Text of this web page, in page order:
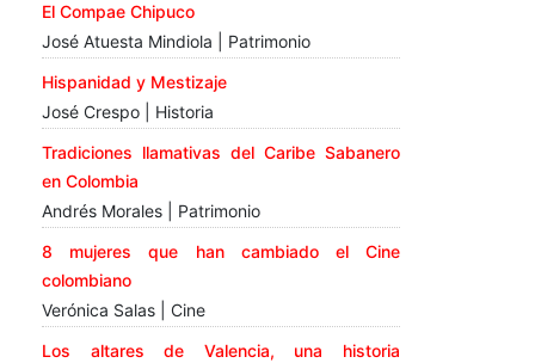
El Compae Chipuco
José Atuesta Mindiola | Patrimonio
Hispanidad y Mestizaje
José Crespo | Historia
Tradiciones llamativas del Caribe Sabanero
en Colombia
Andrés Morales | Patrimonio
8 mujeres que han cambiado el Cine
colombiano
Verónica Salas | Cine
Los altares de Valencia, una historia